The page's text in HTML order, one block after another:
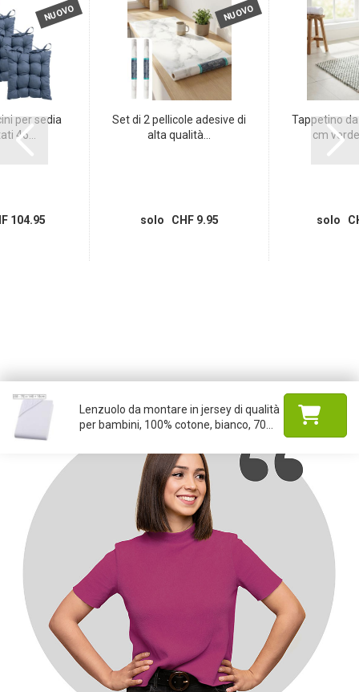
NUOVO
per sedia
46...
104.95
NUOVO
Set di 2 pellicole adesive di
alta qualità...
solo CHF 9.95
Tappetino
cm
solo
Lenzuolo da montare in jersey di qualità
per bambini, 100% cotone, bianco, 70...